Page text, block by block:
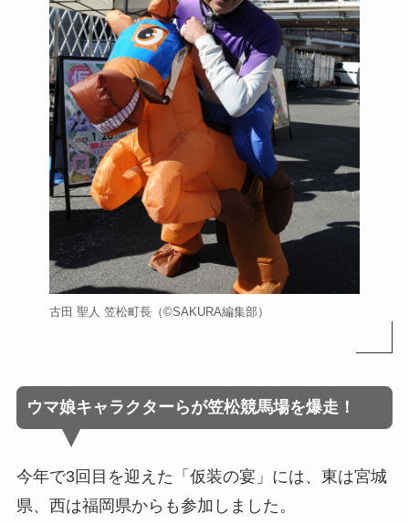
古田 聖人 笠松町長（©️SAKURA編集部）
ウマ娘キャラクターらが笠松競馬場を爆走！
今年で3回目を迎えた「仮装の宴」には、東は宮城
県、西は福岡県からも参加しました。